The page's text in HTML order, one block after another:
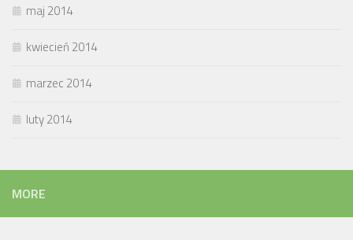
maj 2014
kwiecień 2014
marzec 2014
luty 2014
MORE